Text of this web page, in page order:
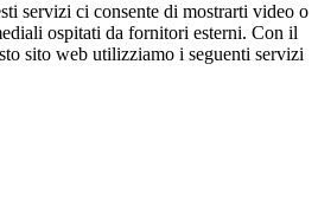
servizi ci consente di mostrarti video o
ospitati da fornitori esterni. Con il
sito web utilizziamo i seguenti servizi